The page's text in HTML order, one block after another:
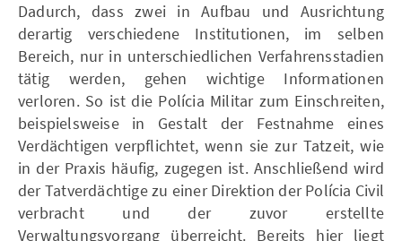
Dadurch, dass zwei in Aufbau und Ausrichtung
derartig verschiedene Institutionen, im selben
Bereich, nur in unterschiedlichen Verfahrensstadien
tätig werden, gehen wichtige Informationen
verloren. So ist die Polícia Militar zum Einschreiten,
beispielsweise in Gestalt der Festnahme eines
Verdächtigen verpflichtet, wenn sie zur Tatzeit, wie
in der Praxis häufig, zugegen ist. Anschließend wird
der Tatverdächtige zu einer Direktion der Polícia Civil
verbracht und der zuvor erstellte
Verwaltungsvorgang überreicht. Bereits hier liegt